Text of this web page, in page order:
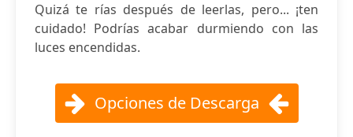
Quizá te rías después de leerlas, pero... ¡ten
cuidado! Podrías acabar durmiendo con las
luces encendidas.
Opciones de Descarga